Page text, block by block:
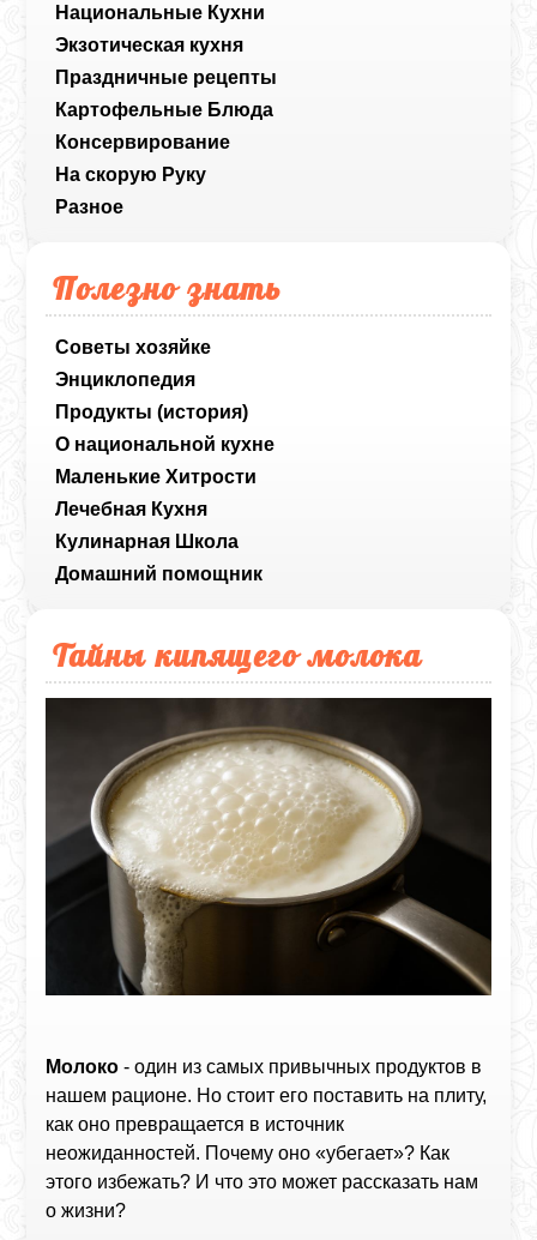
Национальные Кухни
Экзотическая кухня
Праздничные рецепты
Картофельные Блюда
Консервирование
На скорую Руку
Разное
Полезно знать
Советы хозяйке
Энциклопедия
Продукты (история)
О национальной кухне
Маленькие Хитрости
Лечебная Кухня
Кулинарная Школа
Домашний помощник
Тайны кипящего молока
Молоко - один из самых привычных продуктов в
нашем рационе. Но стоит его поставить на плиту,
как оно превращается в источник
неожиданностей. Почему оно «убегает»? Как
этого избежать? И что это может рассказать нам
о жизни?